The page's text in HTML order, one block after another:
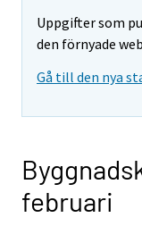
Uppgifter som
den förnyade
Gå till den nya
februari